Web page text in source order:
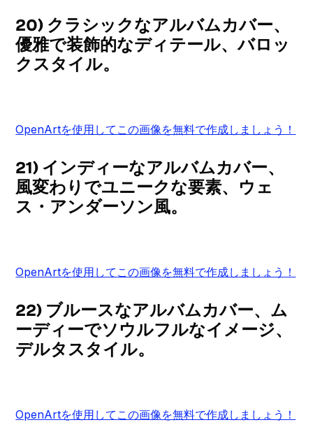
20) クラシックなアルバムカバー、
優雅で装飾的なディテール、バロッ
クスタイル。
OpenArtを使用してこの画像を無料で作成しましょう！
21) インディーなアルバムカバー、
風変わりでユニークな要素、ウェ
ス・アンダーソン風。
OpenArtを使用してこの画像を無料で作成しましょう！
22) ブルースなアルバムカバー、ム
ーディーでソウルフルなイメージ、
デルタスタイル。
OpenArtを使用してこの画像を無料で作成しましょう！